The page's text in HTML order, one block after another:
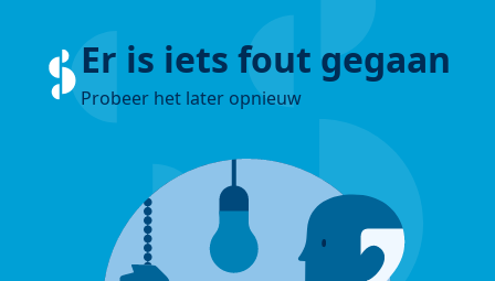
Er is iets fout gegaan
Probeer het later opnieuw